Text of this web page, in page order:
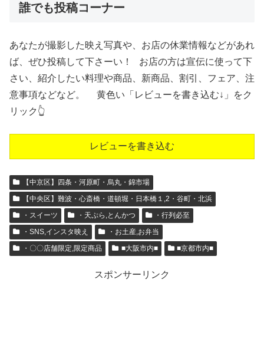
誰でも投稿コーナー
あなたが撮影した映え写真や、お店の休業情報などがあれ
ば、ぜひ投稿して下さーい！ お店の方は宣伝に使って下
さい、紹介したい料理や商品、新商品、割引、フェア、注
意事項などなど。 黄色い「レビューを書き込む↓」をク
リック👆
レビューを書き込む
【中京区】四条・河原町・烏丸・錦市場
【中央区】難波・心斎橋・道頓堀・日本橋１,2・谷町・北浜
・スイーツ
・天ぷら,とんかつ
・行列必至
・SNS,インスタ映え
・お土産,お弁当
・〇〇店舗限定,限定商品
■大阪市内■ ■京都市内■
スポンサーリンク